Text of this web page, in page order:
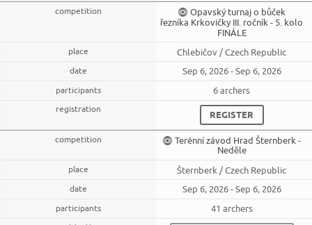
Opavský turnaj o bůček
řezníka Krkovičky III. ročník - 5. kolo
FINÁLE
Chlebičov / Czech Republic
Sep 6, 2026 - Sep 6, 2026
6 archers
REGISTER
Terénní závod Hrad Šternberk -
Neděle
Šternberk / Czech Republic
Sep 6, 2026 - Sep 6, 2026
41 archers